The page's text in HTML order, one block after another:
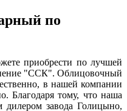
по
приобрести по лучшей
"ССК". Облицовочный
в нашей компании
Благодаря тому, что наша
дилером завода Голицыно,